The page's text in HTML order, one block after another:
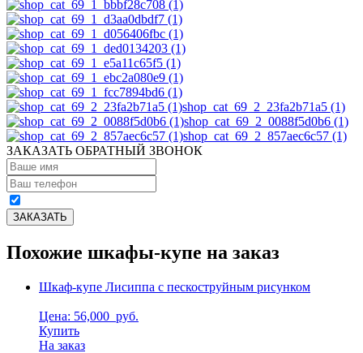
shop_cat_69_2_23fa2b71a5 (1)
shop_cat_69_2_0088f5d0b6 (1)
shop_cat_69_2_857aec6c57 (1)
ЗАКАЗАТЬ ОБРАТНЫЙ ЗВОНОК
Похожие шкафы-купе на заказ
Шкаф-купе Лисиппа с пескоструйным рисунком
Цена: 56,000 руб.
Купить
На заказ